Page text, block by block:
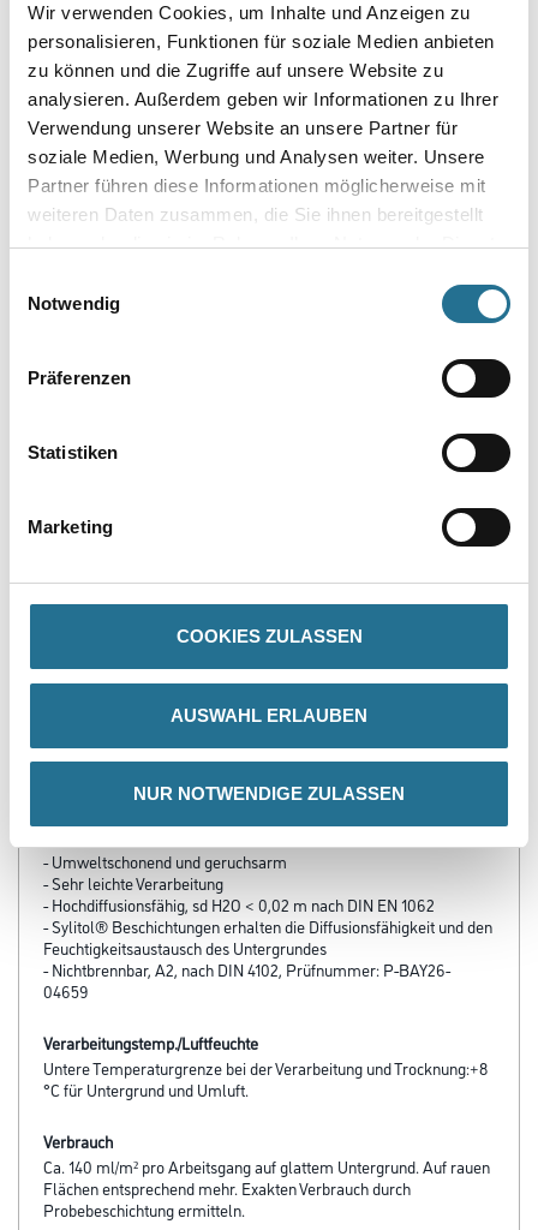
Wir verwenden Cookies, um Inhalte und Anzeigen zu
personalisieren, Funktionen für soziale Medien anbieten
zu können und die Zugriffe auf unsere Website zu
analysieren. Außerdem geben wir Informationen zu Ihrer
Verwendung unserer Website an unsere Partner für
soziale Medien, Werbung und Analysen weiter. Unsere
Partner führen diese Informationen möglicherweise mit
weiteren Daten zusammen, die Sie ihnen bereitgestellt
haben oder die sie im Rahmen Ihrer Nutzung der Dienste
Notwendig
Präferenzen
Statistiken
Marketing
COOKIES ZULASSEN
AUSWAHL ERLAUBEN
NUR NOTWENDIGE ZULASSEN
Umrechnungsfaktoren
Zur Farbauswahl für Ihren Wunschfarbton
Zur Weißware
- Konservierungsmittelfrei
- Frei von foggingaktiven Substanzen
- Zertifikat „für Allergiker geeignet“, gemäß Prüfzeugnis des TÜV
- Umweltschonend und geruchsarm
- Sehr leichte Verarbeitung
- Hochdiffusionsfähig, sd H2O < 0,02 m nach DIN EN 1062
- Sylitol® Beschichtungen er­halten die Diffusionsfähigkeit und den
Feuchtigkeitsaustausch des Untergrundes
- Nichtbrennbar, A2, nach DIN 4102, Prüfnummer: P-BAY26-
04659
Verarbeitungstemp./Luftfeuchte
Untere Temperaturgrenze bei der Verarbeitung und Trocknung:+8
°C für Untergrund und Umluft.
Verbrauch
Ca. 140 ml/m² pro Arbeitsgang auf glattem Untergrund. Auf rauen
Flächen entsprechend mehr. Exakten Verbrauch durch
Probebeschichtung ermitteln.